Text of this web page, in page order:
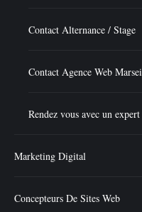
Contact Alternance / Stage
Contact Agence Web
Rendez vous avec un
Marketing Digital
Concepteurs De Sites Web